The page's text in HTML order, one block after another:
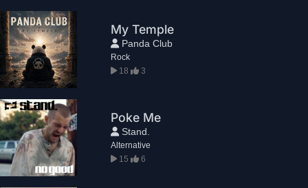
My Temple
Panda Club
Rock
18
3
Poke Me
Stand.
Alternative
15
6